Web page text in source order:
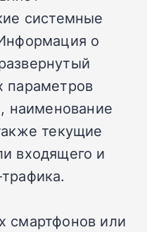
системные
о
параметров
наименование
текущие
входящего и
смартфонов или